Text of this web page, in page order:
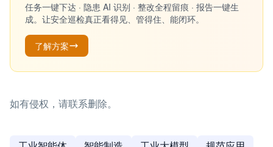
任务一键下达 · 隐患 AI 识别 · 整改全程留痕 · 报告一键生
成。让安全巡检真正看得见、管得住、能闭环。
了解方案
如有侵权，请联系删除。